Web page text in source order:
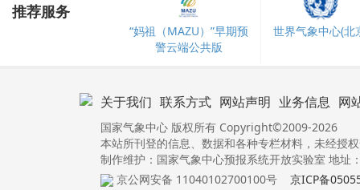
推荐服务
“妈祖（MAZU）”早期预
警云端公共版
世界气象中心(北
关于我们 联系方式 网站声明 业务信息 网
国家气象中心 版权所有 Copyright©2009-2026
本站所刊登的信息、数据和各种专栏材料，未经授
制作维护：国家气象中心预报系统开放实验室 地址
京公网安备 11040102700100号
京ICP备